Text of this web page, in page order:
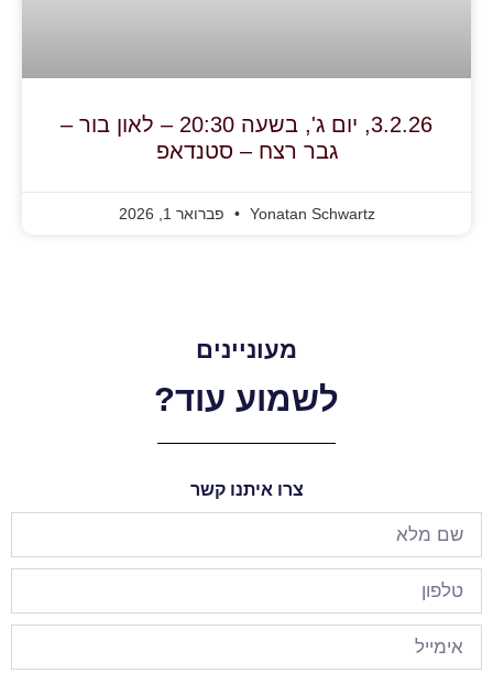
3.2.26, יום ג', בשעה 20:30 – לאון בור –
גבר רצח – סטנדאפ
Yonatan Schwartz פברואר 1, 2026
מעוניינים
לשמוע עוד?
צרו איתנו קשר